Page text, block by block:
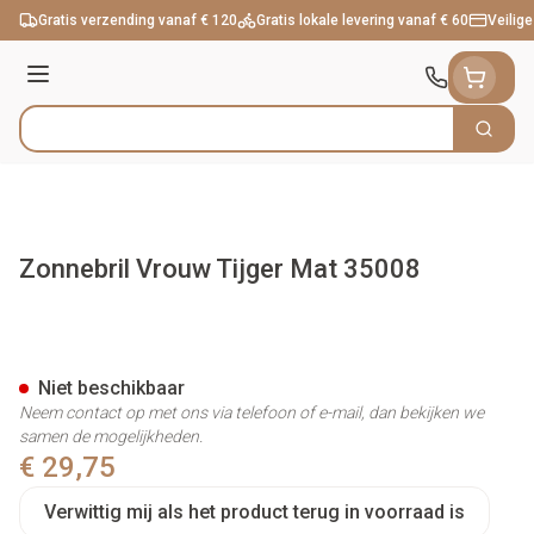
Ga naar de inhoud
Gratis verzending vanaf € 120 Gratis lokale levering vanaf € 60
Menu
Product, merk, categorie... Zoek
Zonnebril Vrouw Tijger Mat 35008
€ 29,75
Verwittig mij als het product terug in voorraad is
Niet beschikbaar
Neem contact op met ons via telefoon of e-mail, dan bekijken we
samen de mogelijkheden.